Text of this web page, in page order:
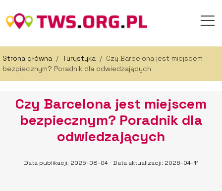
Strona główna / Turystyka / Czy Barcelona jest miejscem
bezpiecznym? Poradnik dla odwiedzających
Czy Barcelona jest miejscem
bezpiecznym? Poradnik dla
odwiedzających
Data publikacji: 2025-08-04 Data aktualizacji: 2026-04-11